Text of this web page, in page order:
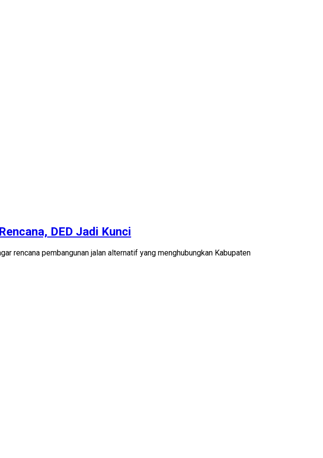
DED Jadi Kunci
rencana pembangunan jalan alternatif yang menghubungkan Kabupaten